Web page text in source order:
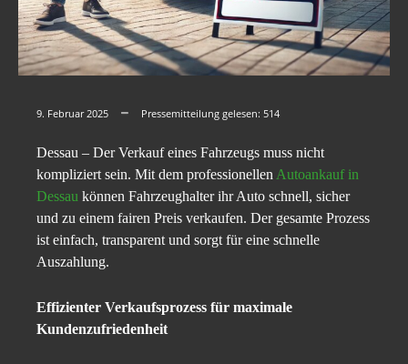
9. Februar 2025 Pressemitteilung gelesen: 514
Dessau – Der Verkauf eines Fahrzeugs muss nicht
kompliziert sein. Mit dem professionellen Autoankauf in
Dessau können Fahrzeughalter ihr Auto schnell, sicher
und zu einem fairen Preis verkaufen. Der gesamte Prozess
ist einfach, transparent und sorgt für eine schnelle
Auszahlung.
Effizienter Verkaufsprozess für maximale
Kundenzufriedenheit